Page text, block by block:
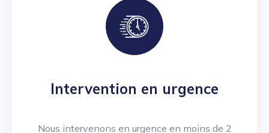
Intervention en urgence
Nous intervenons en urgence en moins de 2